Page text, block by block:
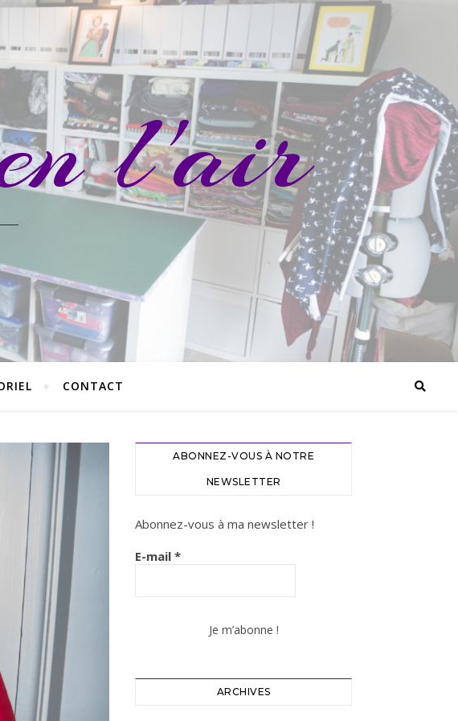
l'air
CONTACT
ABONNEZ-VOUS À NOTRE
NEWSLETTER
Abonnez-vous à ma newsletter !
E-mail *
ARCHIVES